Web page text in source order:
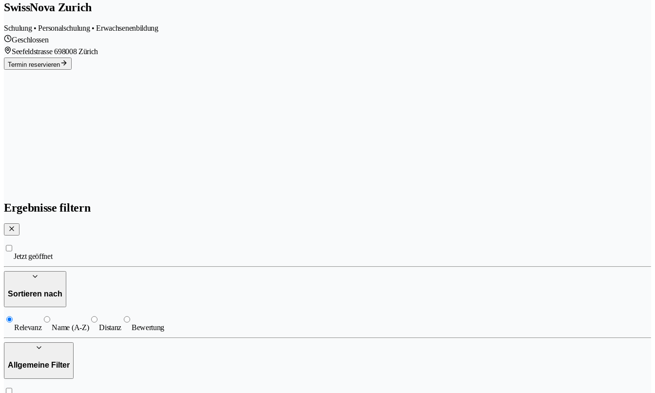
SwissNova Zurich
Schulung • Personalschulung • Erwachsenenbildung
Geschlossen
Seefeldstrasse 698008 Zürich
Termin reservieren
Ergebnisse filtern
Jetzt geöffnet
Sortieren nach
Relevanz Name (A-Z) Distanz Bewertung
Allgemeine Filter